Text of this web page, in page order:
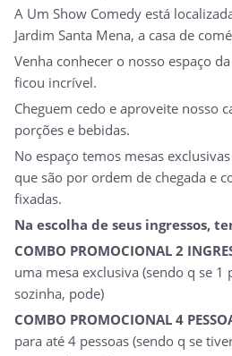
A Um Show Comedy está
Jardim Santa Mena, a casa de
Venha conhecer o nosso espaço
ficou incrível.
Cheguem cedo e aproveite nosso
porções e bebidas.
No espaço temos mesas
que são por ordem de chegada e
fixadas.
Na escolha de seus ingressos,
COMBO PROMOCIONAL 2
uma mesa exclusiva (sendo q se 1
sozinha, pode)
COMBO PROMOCIONAL 4
para até 4 pessoas (sendo q se